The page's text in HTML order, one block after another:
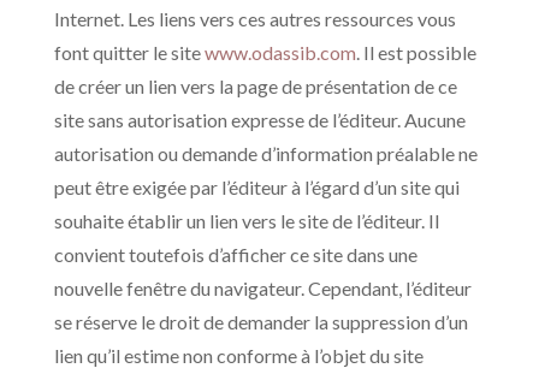
Internet. Les liens vers ces autres ressources vous
font quitter le sitewww.odassib.com. Il est possible
de créer un lien vers la page de présentation de ce
site sans autorisation expresse de l’éditeur. Aucune
autorisation ou demande d’information préalable ne
peut être exigée par l’éditeur à l’égard d’un site qui
souhaite établir un lien vers le site de l’éditeur. Il
convient toutefois d’afficher ce site dans une
nouvelle fenêtre du navigateur. Cependant, l’éditeur
se réserve le droit de demander la suppression d’un
lien qu’il estime non conforme à l’objet du site